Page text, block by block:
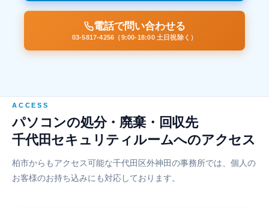
電話で問い合わせる
03-5817-4256（9:00-18:00 土日祝除く）
ACCESS
パソコンの処分・廃棄・回収先
千代田セキュリティルームへのアクセス
柏市からもアクセス可能な千代田区外神田の事務所では、個人の
お客様のお持ち込みにも対応しております。